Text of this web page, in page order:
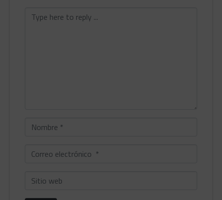
Comentario
Nombre
Correo
Sitio